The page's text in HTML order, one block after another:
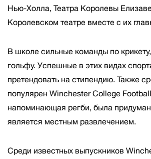
Нью-Холла, Театра Королевы
Королевском театре вместе с их
В школе сильные команды по
гольфу. Успешные в этих видах
претендовать на стипендию. Также
популярен Winchester College
напоминающая регби, была
является местным развлечением.
Среди известных выпускников